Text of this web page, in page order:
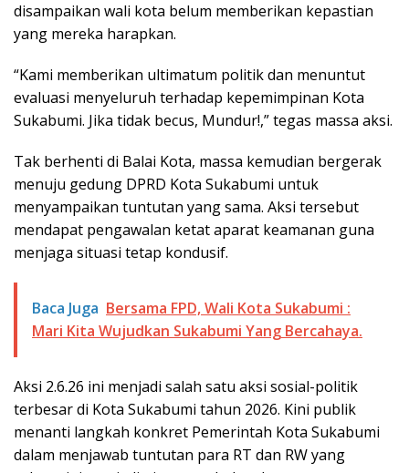
disampaikan wali kota belum memberikan kepastian
yang mereka harapkan.
“Kami memberikan ultimatum politik dan menuntut
evaluasi menyeluruh terhadap kepemimpinan Kota
Sukabumi. Jika tidak becus, Mundur!,” tegas massa aksi.
Tak berhenti di Balai Kota, massa kemudian bergerak
menuju gedung DPRD Kota Sukabumi untuk
menyampaikan tuntutan yang sama. Aksi tersebut
mendapat pengawalan ketat aparat keamanan guna
menjaga situasi tetap kondusif.
Baca Juga Bersama FPD, Wali Kota Sukabumi :
Mari Kita Wujudkan Sukabumi Yang Bercahaya.
Aksi 2.6.26 ini menjadi salah satu aksi sosial-politik
terbesar di Kota Sukabumi tahun 2026. Kini publik
menanti langkah konkret Pemerintah Kota Sukabumi
dalam menjawab tuntutan para RT dan RW yang